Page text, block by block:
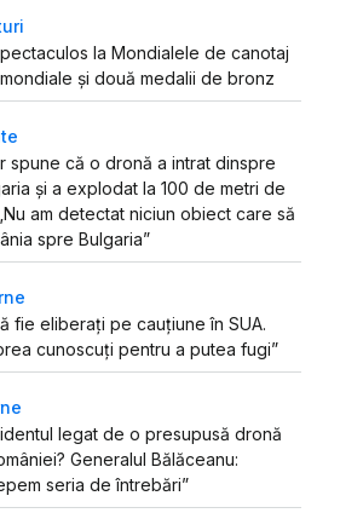
la Mondialele de canotaj
și două medalii de bronz
spune că o dronă a intrat dinspre
și a explodat la 100 de metri de
am detectat niciun obiect care să
spre Bulgaria”
fie eliberați pe cauțiune în SUA.
cunoscuți pentru a putea fugi”
legat de o presupusă dronă
Generalul Bălăceanu:
seria de întrebări”